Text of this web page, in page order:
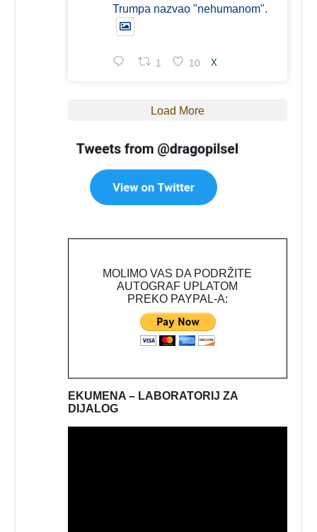
Trumpa nazvao "nehumanom".
1 10 X
Load More
MOLIMO VAS DA PODRŽITE
AUTOGRAF UPLATOM
PREKO PAYPAL-A:
EKUMENA – LABORATORIJ ZA
DIJALOG